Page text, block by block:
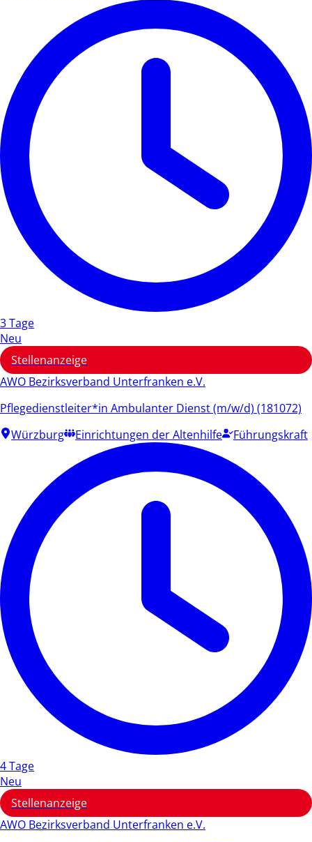
3 Tage
Neu
Stellenanzeige
AWO Bezirksverband Unterfranken e.V.
Pflegedienstleiter*in Ambulanter Dienst (m/w/d) (181072)
Würzburg
Einrichtungen der Altenhilfe Führungskraft
4 Tage
Neu
Stellenanzeige
AWO Bezirksverband Unterfranken e.V.